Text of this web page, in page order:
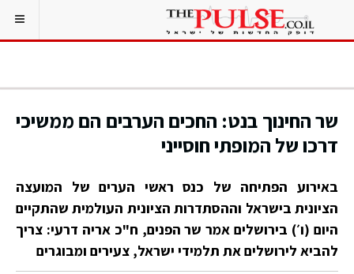
שר החינוך בנט: החכים הערבים הם ממשיכי
דרכו של המופתי חוסייני
באירוע הפתיחה של כנס ראשי הערים של המועצה
הציונית בישראל וההסתדרות הציונית העולמית שהתקיים
היום (ו׳) בירושלים אמר שר הפנים, ח"כ אריה דרעי: צריך
להביא לירושלים את תלמידי ישראל, צעירים ומבוגרים